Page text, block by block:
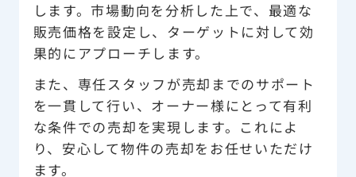
します。市場動向を分析した上で、最適な
販売価格を設定し、ターゲットに対して効
果的にアプローチします。
また、専任スタッフが売却までのサポート
を一貫して行い、オーナー様にとって有利
な条件での売却を実現します。これによ
り、安心して物件の売却をお任せいただけ
ます。